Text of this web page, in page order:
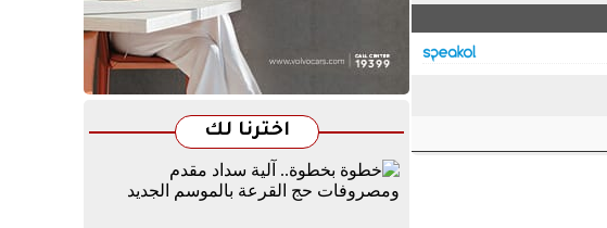
اخترنا لك